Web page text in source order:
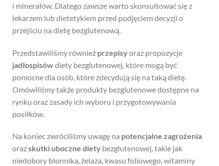
i minerałów. Dlatego zawsze warto skonsultować się z
lekarzem lub dietetykiem przed podjęciem decyzji o
przejściu na dietę bezglutenową.
Przedstawiliśmy również przepisyoraz propozycje
jadłospisówdiety bezglutenowej, które mogą być
pomocne dla osób, które zdecydują się na taką dietę.
Omówiliśmy także produkty bezglutenowe dostępne na
rynku oraz zasady ich wyboru i przygotowywania
posiłków.
Na koniec zwróciliśmy uwagę na potencjalne zagrożenia
orazskutki uboczne diety bezglutenowej, takie jak
niedobory błonnika, żelaza, kwasu foliowego, witaminy